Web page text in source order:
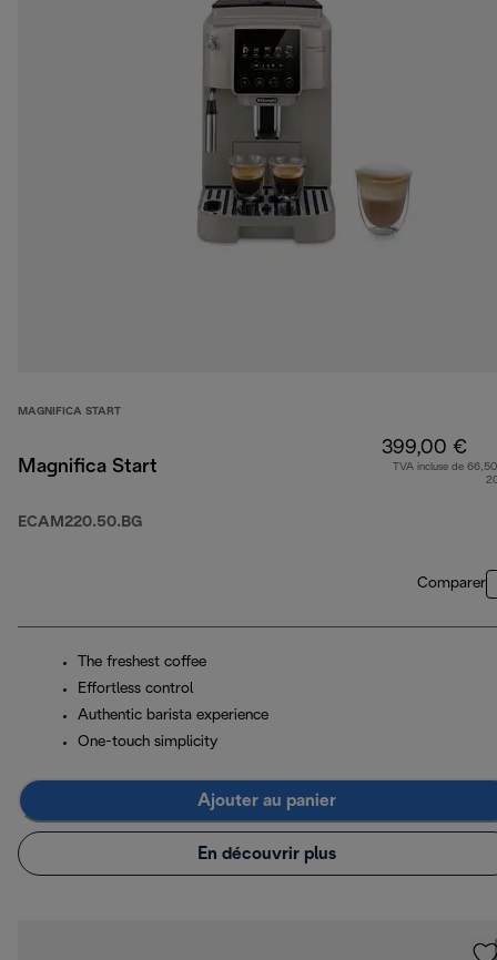
MAGNIFICA START
Magnifica Start
ECAM220.50.BG
399,00 €
TVA incluse de
Comparer
The freshest coffee
Effortless control
Authentic barista experience
One-touch simplicity
Ajouter au panier
En découvrir plus